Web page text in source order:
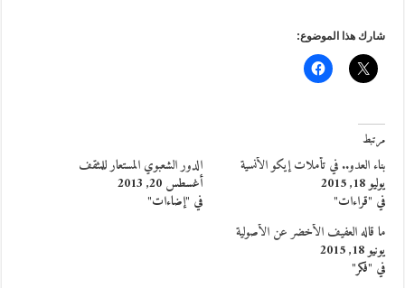
شارك هذا الموضوع:
مرتبط
بناء العدو.. في تأملات إيكو الأنسية
يوليو 18, 2015
في "قراءات"
الدور الشعبوي المستعار للمثقف
أغسطس 20, 2013
في "إضاءات"
ما قاله العفيف الأخضر عن الأصولية
يونيو 18, 2015
في "فكر"